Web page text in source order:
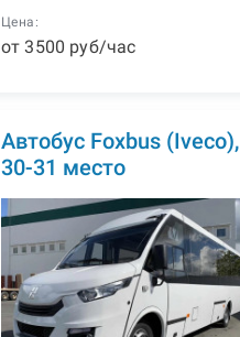
Цена:
от3500 руб/час
Автобус Foxbus (Iveco),
30-31 место